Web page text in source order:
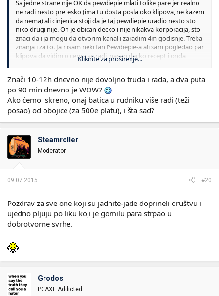
Sa jedne strane nije OK da pewdiepie mlati tolike pare jer realno
ne radi nesto pretesko (ima tu dosta posla oko klipova, ne kazem
da nema) ali cinjenica stoji da je taj pewdiepie uradio nesto sto
niko drugi nije. On je obican decko i nije nikakva korporacija, sto
znaci da i ja mogu da otvorim kanal i zaradim 4m godisnje. Treba
znanja i za to. Ja nisam neki fan Pewdiepie-a ali sam pogledao par
klipova da vidim o cemu se radi, nasao decko recept i onda
eksplodira samo od sebe i svaka mu cast na tome.
Ono sa cime se ne slazem u tvom postu (shang) je deo za
sportiste...da se razumemo nisam neki patriota i to da ih branim,
uopsteno pricam o svim sportistima, ali i kod njih ima puno
ulozenog rada i truda (vise nego sto pewdiepie radi sigurno) i
kada se u svetu od 7miliona probiju njih nekoliko, kako da ne
A Bilzerian ima kes od oca, drzi sve zivo na Menhetnu, poker je
samo izgovor
Kliknite za proširenje...
Znači 10-12h dnevno nije dovoljno truda i rada, a dva puta
po 90 min dnevno je WOW?
Ako ćemo iskreno, onaj batica u rudniku više radi (teži
posao) od obojice (za 500e platu), i šta sad?
Steamroller
Moderator
09.07.2015. #20
Pozdrav za sve one koji su jadnite-jade doprineli društvu i
ujedno pljuju po liku koji je gomilu para strpao u
dobrotvorne svrhe.
Grodos
PCAXE Addicted